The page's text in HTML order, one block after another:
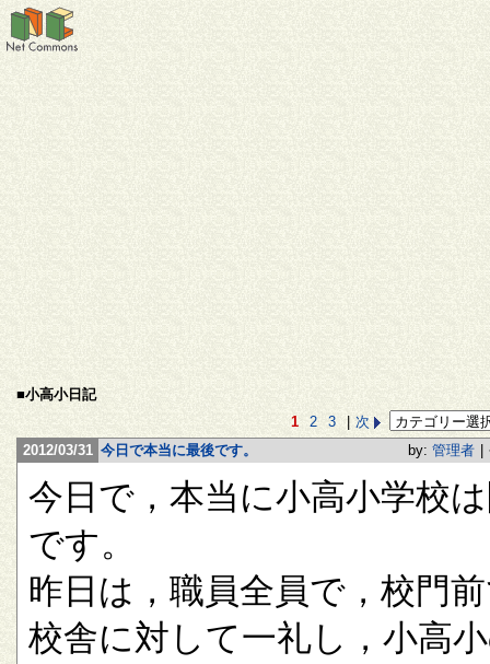
■小高小日記
1
2 3
次
2012/03/31 今日で本当に最後です。 by: 管理者
今日で，本当に小高小学校
です。
昨日は，職員全員で，校門
校舎に対して一礼し，小高